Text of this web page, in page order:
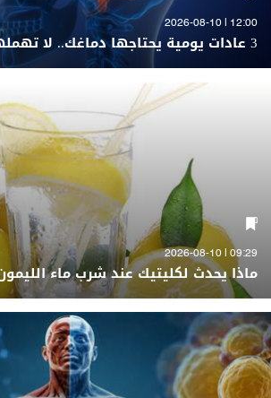
12:00 | 2026-08-10
3 عادات يومية يحتاجها دماغك.. لا تهملها
09:29 | 2026-08-10
ماذا يحدث لكليتيك عند شرب ماء